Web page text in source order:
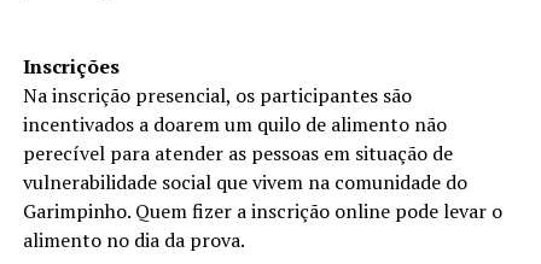
Inscrições
Na inscrição presencial, os participantes são
incentivados a doarem um quilo de alimento não
perecível para atender as pessoas em situação de
vulnerabilidade social que vivem na comunidade do
Garimpinho. Quem fizer a inscrição online pode levar o
alimento no dia da prova.